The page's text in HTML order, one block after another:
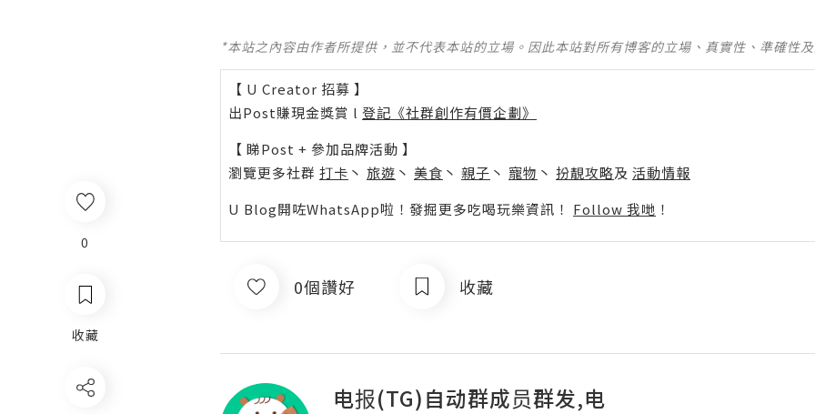
0
收藏
*本站之內容由作者所提供，並不代表本站的立場。因此本站對所有博客的立場、真實性、準確性
【 U Creator 招募 】
出Post賺現金獎賞 l 登記《社群創作有價企劃》
【 睇Post + 參加品牌活動 】
瀏覽更多社群 打卡 丶 旅遊 丶 美食 丶 親子 丶 寵物 丶 扮靚攻略及 活動情報
U Blog開咗WhatsApp啦！發掘更多吃喝玩樂資訊！ Follow 我哋 ！
0個讚好 收藏
电报(TG)自动群成员群发,电